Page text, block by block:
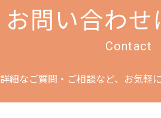
お問い合わせ
Contact
詳細なご質問・ご相談など、 お気軽